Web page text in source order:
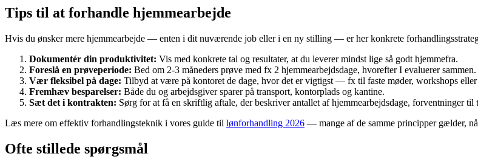
Tips til at forhandle hjemmearbejde
Hvis du ønsker mere hjemmearbejde — enten i dit nuværende job eller i en ny stilling — er her konkrete
Dokumentér din produktivitet: Vis med konkrete tal og resultater, at du leverer mindst lige så godt hjemmefra.
Foreslå en prøveperiode: Bed om 2-3 måneders prøve med fx 2 hjemmearbejdsdage, hvorefter I evaluerer sammen.
Vær fleksibel på dage: Tilbyd at være på kontoret de dage, hvor det er vigtigst — fx til faste møder, workshops eller
Fremhæv besparelser: Både du og arbejdsgiver sparer på transport, kontorplads og kantine.
Sæt det i kontrakten: Sørg for at få en skriftlig aftale, der beskriver antallet af hjemmearbejdsdage, forventninger
Læs mere om effektiv forhandlingsteknik i vores guide til lønforhandling 2026 — mange af de samme principper gælder,
Ofte stillede spørgsmål